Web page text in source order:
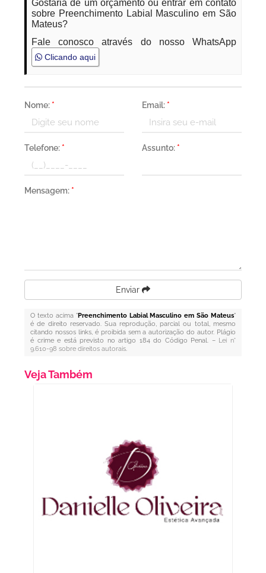
Gostaria de um orçamento ou entrar em contato
sobre Preenchimento Labial Masculino em São
Mateus?
Fale conosco através do nosso WhatsApp
Clicando aqui
Nome: * Email: *
Telefone: * Assunto: *
Mensagem: *
Enviar
O texto acima "Preenchimento Labial Masculino em São Mateus"
é de direito reservado. Sua reprodução, parcial ou total, mesmo
citando nossos links, é proibida sem a autorização do autor. Plágio
é crime e está previsto no artigo 184 do Código Penal. – Lei n°
9.610-98 sobre direitos autorais.
Veja Também